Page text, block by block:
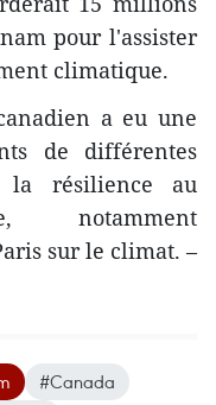
pour l'assister
climatique.
a eu une
de différentes
la résilience au
notamment
sur le climat. –
#Canada